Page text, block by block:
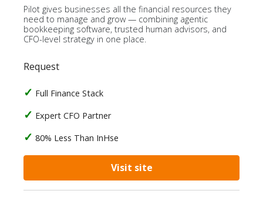
Pilot gives businesses all the financial resources they
need to manage and grow — combining agentic
bookkeeping software, trusted human advisors, and
CFO-level strategy in one place.
Request
Full Finance Stack
Expert CFO Partner
80% Less Than InHse
Visit site